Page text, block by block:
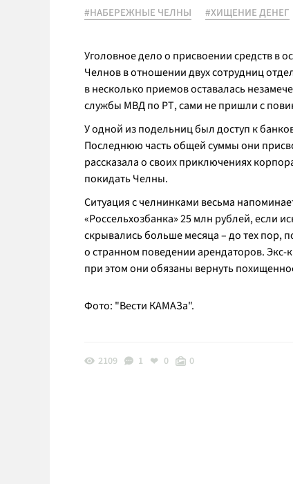
#НАБЕРЕЖНЫЕ ЧЕЛНЫ #ХИЩЕНИЕ ДЕНЕГ
Уголовное дело о присвоении средств в
Челнов в отношении двух сотрудниц
в несколько приемов оставалась
службы МВД по РТ, сами не пришли с
У одной из подельниц был доступ к
Последнюю часть общей суммы они
рассказала о своих приключениях
покидать Челны.
Ситуация с челнинками весьма
«Россельхозбанка» 25 млн рублей, если
скрывались больше месяца – до тех пор,
о странном поведении арендаторов. Экс-
при этом они обязаны вернуть
Фото: "Вести КАМАЗа".
2109 1 0 0